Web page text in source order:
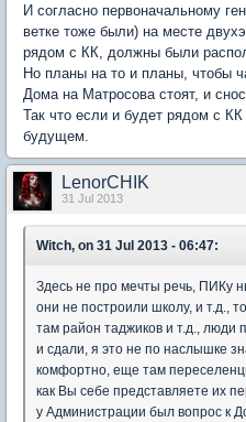
И согласно первоначальному
ветке тоже были) на месте
рядом с КК, должны были
Но планы на то и планы, чтобы
Дома на Матросова стоят, и
Так что если и будет рядом с
будущем.
LenorCHIK
31 Jul 2013
Witch, on 31 Jul 2013 - 06:47:
Здесь не про мечты речь, ПИКу
они не построили школу, и т.д.,
там район таджиков и т.д., люди
и сдали, я это не по наслышке
комфортно, еще там
как Вы себе представляете их
у Администрации был вопрос к